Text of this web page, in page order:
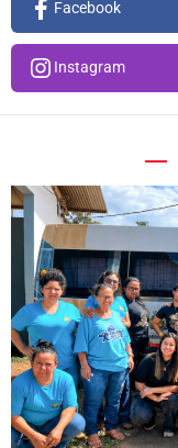
Facebook
Instagram